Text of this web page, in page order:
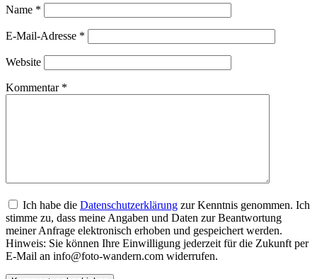
Name *
E-Mail-Adresse *
Website
Kommentar *
Ich habe die Datenschutzerklärung zur Kenntnis genommen. Ich
stimme zu, dass meine Angaben und Daten zur Beantwortung
meiner Anfrage elektronisch erhoben und gespeichert werden.
Hinweis: Sie können Ihre Einwilligung jederzeit für die Zukunft per
E-Mail an info@foto-wandern.com widerrufen.